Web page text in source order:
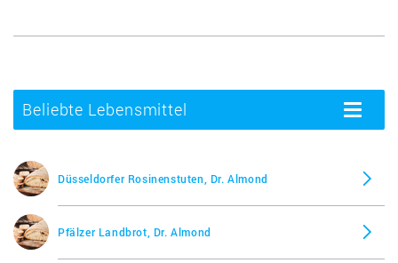
Beliebte Lebensmittel
Toggle
Düsseldorfer Rosinenstuten, Dr. Almond
Pfälzer Landbrot, Dr. Almond